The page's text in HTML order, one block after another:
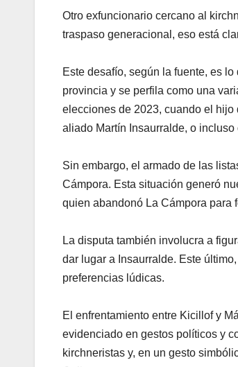
Otro exfuncionario cercano al
traspaso generacional, eso está
Este desafío, según la fuente, es
provincia y se perfila como una
elecciones de 2023, cuando el
aliado Martín Insaurralde, o
Sin embargo, el armado de las
Cámpora. Esta situación generó
quien abandonó La Cámpora para
La disputa también involucra a
dar lugar a Insaurralde. Este
preferencias lúdicas.
El enfrentamiento entre Kicillof y
evidenciado en gestos políticos y
kirchneristas y, en un gesto